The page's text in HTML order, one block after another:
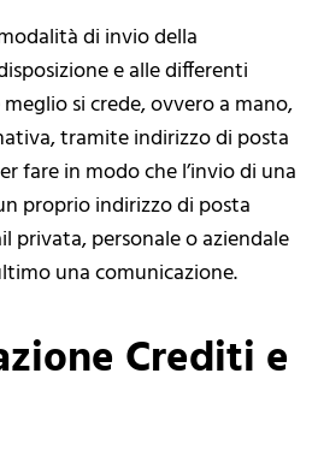
di invio della
e alle differenti
si crede, ovvero a mano,
tramite indirizzo di posta
fare in modo che l’invio di una
proprio indirizzo di posta
privata, personale o aziendale
una comunicazione.
Crediti e